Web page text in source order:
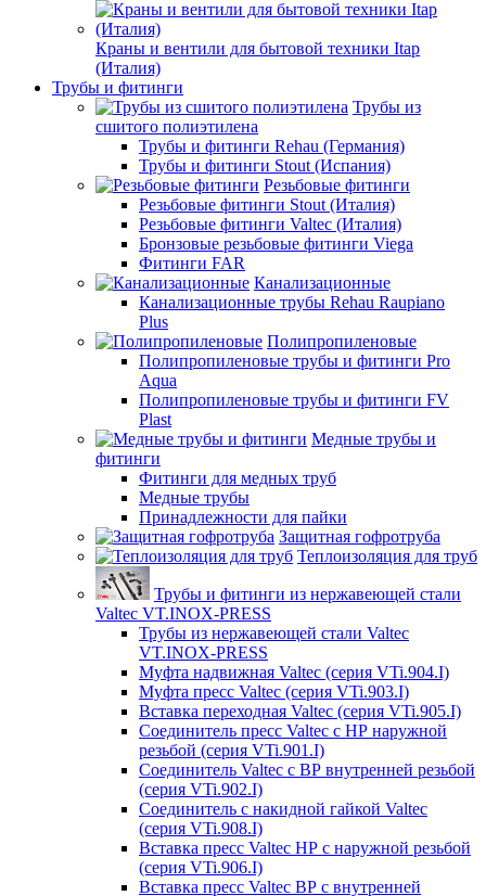
Краны и вентили для бытовой техники Itap
(Италия)
Трубы и фитинги
Трубы из
сшитого полиэтилена
Трубы и фитинги Rehau (Германия)
Трубы и фитинги Stout (Испания)
Резьбовые фитинги
Резьбовые фитинги Stout (Италия)
Резьбовые фитинги Valtec (Италия)
Бронзовые резьбовые фитинги Viega
Фитинги FAR
Канализационные
Канализационные трубы Rehau Raupiano
Plus
Полипропиленовые
Полипропиленовые трубы и фитинги Pro
Aqua
Полипропиленовые трубы и фитинги FV
Plast
Медные трубы и
фитинги
Фитинги для медных труб
Медные трубы
Принадлежности для пайки
Защитная гофротруба
Теплоизоляция для труб
Трубы и фитинги из нержавеющей стали
Valtec VT.INOX-PRESS
Трубы из нержавеющей стали Valtec
VT.INOX-PRESS
Муфта надвижная Valtec (серия VTi.904.I)
Муфта пресс Valtec (серия VTi.903.I)
Вставка переходная Valtec (серия VTi.905.I)
Соединитель пресс Valtec с НР наружной
резьбой (серия VTi.901.I)
Соединитель Valtec с ВР внутренней резьбой
(серия VTi.902.I)
Соединитель с накидной гайкой Valtec
(серия VTi.908.I)
Вставка пресс Valtec НР с наружной резьбой
(серия VTi.906.I)
Вставка пресс Valtec ВР с внутренней